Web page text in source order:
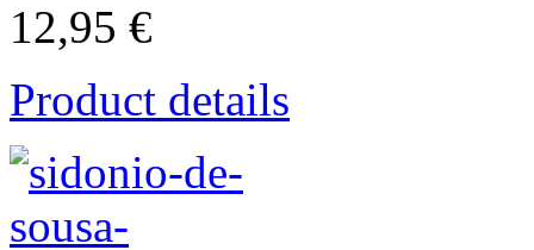
12,95 €
Product details